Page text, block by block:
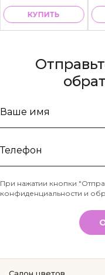
КУПИТЬ
Ваше
Телефон
*
При нажатии кнопки
конфиденциальности и